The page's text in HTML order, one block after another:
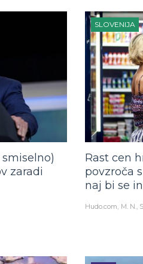
zaradi
SLOVENIJA
Rast cen
povzroča
naj bi se
Hudo.com M. N.,